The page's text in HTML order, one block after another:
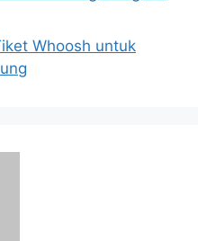
Whoosh untuk